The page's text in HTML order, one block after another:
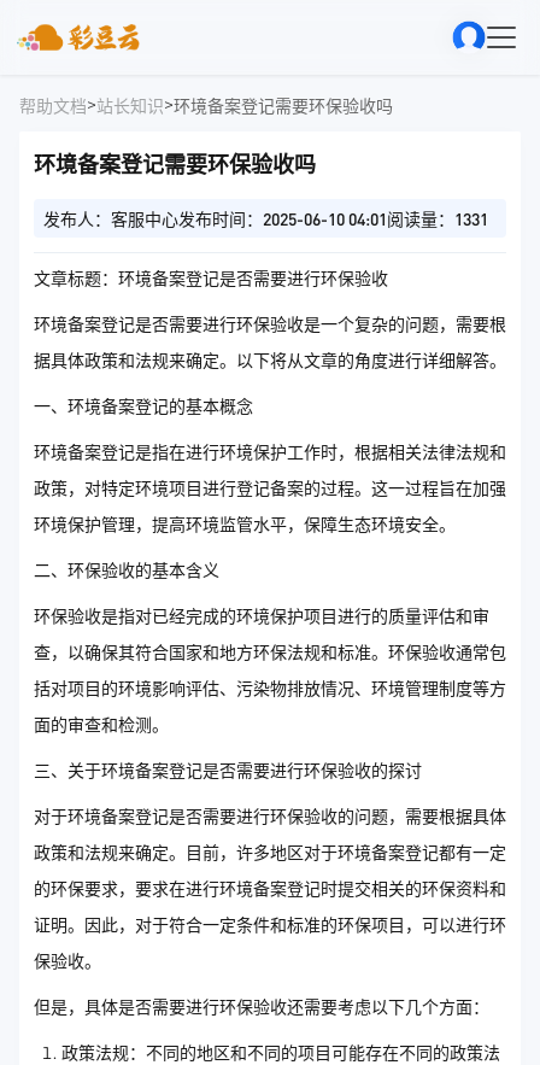
帮助文档>站长知识>环境备案登记需要环保验收吗
环境备案登记需要环保验收吗
发布人：客服中心发布时间：2025-06-10 04:01阅读量：1331
文章标题：环境备案登记是否需要进行环保验收
环境备案登记是否需要进行环保验收是一个复杂的问题，需要根
据具体政策和法规来确定。以下将从文章的角度进行详细解答。
一、环境备案登记的基本概念
环境备案登记是指在进行环境保护工作时，根据相关法律法规和
政策，对特定环境项目进行登记备案的过程。这一过程旨在加强
环境保护管理，提高环境监管水平，保障生态环境安全。
二、环保验收的基本含义
环保验收是指对已经完成的环境保护项目进行的质量评估和审
查，以确保其符合国家和地方环保法规和标准。环保验收通常包
括对项目的环境影响评估、污染物排放情况、环境管理制度等方
面的审查和检测。
三、关于环境备案登记是否需要进行环保验收的探讨
对于环境备案登记是否需要进行环保验收的问题，需要根据具体
政策和法规来确定。目前，许多地区对于环境备案登记都有一定
的环保要求，要求在进行环境备案登记时提交相关的环保资料和
证明。因此，对于符合一定条件和标准的环保项目，可以进行环
保验收。
但是，具体是否需要进行环保验收还需要考虑以下几个方面：
政策法规：不同的地区和不同的项目可能存在不同的政策法